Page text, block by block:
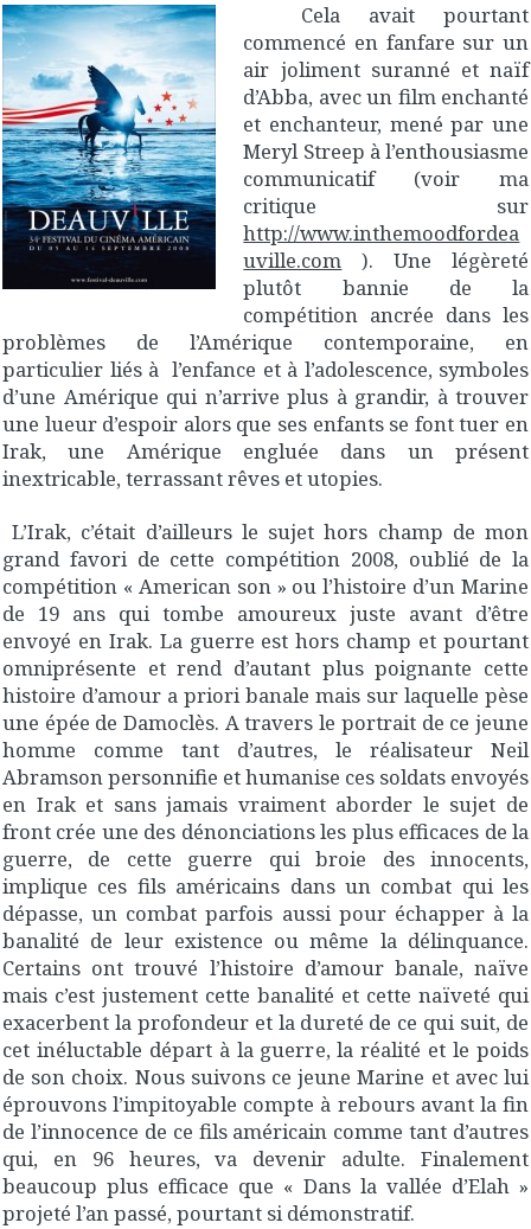
Cela avait pourtant
commencé en fanfare sur un
air joliment suranné et naïf
d’Abba, avec un film enchanté
et enchanteur, mené par une
Meryl Streep à l’enthousiasme
communicatif (voir ma
critique sur
http://www.inthemoodfordea
uville.com ). Une légèreté
plutôt bannie de la
compétition ancrée dans les
problèmes de l’Amérique contemporaine, en
particulier liés à l’enfance et à l’adolescence, symboles
d’une Amérique qui n’arrive plus à grandir, à trouver
une lueur d’espoir alors que ses enfants se font tuer en
Irak, une Amérique engluée dans un présent
inextricable, terrassant rêves et utopies.
L’Irak, c’était d’ailleurs le sujet hors champ de mon
grand favori de cette compétition 2008, oublié de la
compétition « American son » ou l’histoire d’un Marine
de 19 ans qui tombe amoureux juste avant d’être
envoyé en Irak. La guerre est hors champ et pourtant
omniprésente et rend d’autant plus poignante cette
histoire d’amour a priori banale mais sur laquelle pèse
une épée de Damoclès. A travers le portrait de ce jeune
homme comme tant d’autres, le réalisateur Neil
Abramson personnifie et humanise ces soldats envoyés
en Irak et sans jamais vraiment aborder le sujet de
front crée une des dénonciations les plus efficaces de la
guerre, de cette guerre qui broie des innocents,
implique ces fils américains dans un combat qui les
dépasse, un combat parfois aussi pour échapper à la
banalité de leur existence ou même la délinquance.
Certains ont trouvé l’histoire d’amour banale, naïve
mais c’est justement cette banalité et cette naïveté qui
exacerbent la profondeur et la dureté de ce qui suit, de
cet inéluctable départ à la guerre, la réalité et le poids
de son choix. Nous suivons ce jeune Marine et avec lui
éprouvons l’impitoyable compte à rebours avant la fin
de l’innocence de ce fils américain comme tant d’autres
qui, en 96 heures, va devenir adulte. Finalement
beaucoup plus efficace que « Dans la vallée d’Elah »
projeté l’an passé, pourtant si démonstratif.